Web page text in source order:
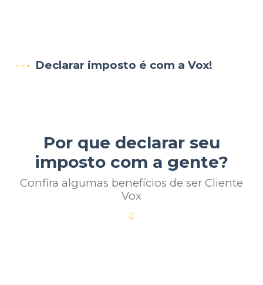
Declarar imposto é com a Vox!
Por que declarar seu
imposto com a gente?
Confira algumas benefícios de ser Cliente
Vox